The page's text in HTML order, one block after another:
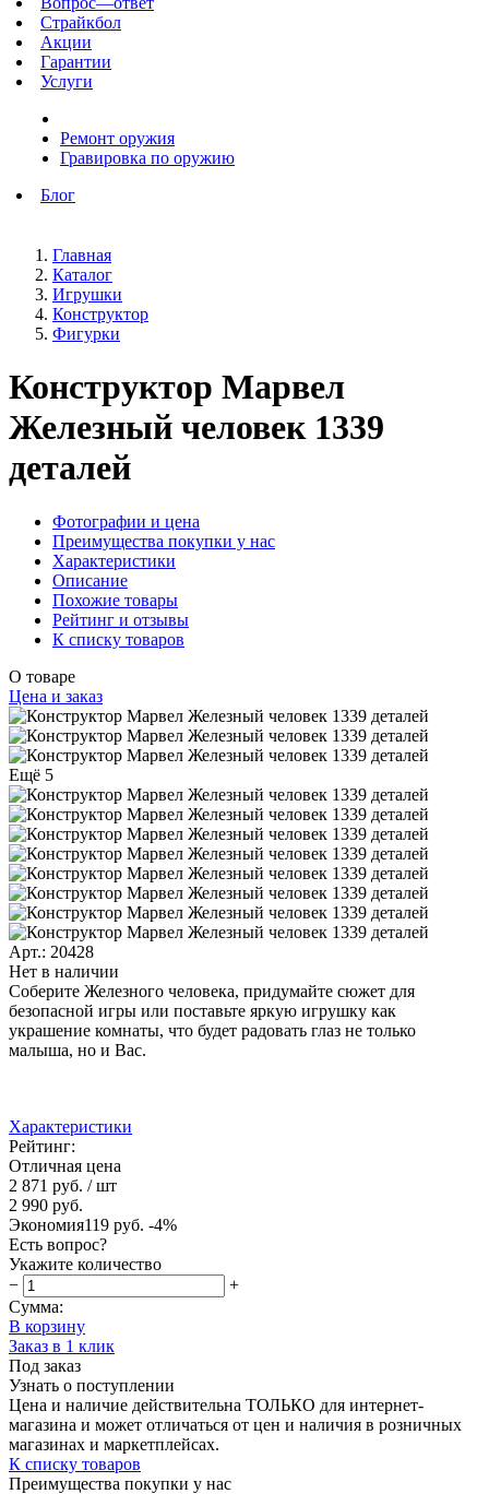
Страйкбол
Акции
Гарантии
Услуги
Ремонт оружия
Гравировка по оружию
Блог
Главная
Каталог
Игрушки
Конструктор
Фигурки
Конструктор Марвел
Железный человек 1339
деталей
Фотографии и цена
Преимущества покупки у нас
Характеристики
Описание
Похожие товары
Рейтинг и отзывы
К списку товаров
О товаре
Цена и заказ
Ещё 5
Арт.: 20428
Нет в наличии
Соберите Железного человека, придумайте сюжет для
безопасной игры или поставьте яркую игрушку как
украшение комнаты, что будет радовать глаз не только
малыша, но и Вас.
Характеристики
Рейтинг:
Отличная цена
2 871 руб. / шт
2 990 руб.
Экономия119 руб. -4%
Есть вопрос?
Укажите количество
−
+
Сумма:
В корзину
Заказ в 1 клик
Под заказ
Узнать о поступлении
Цена и наличие действительна ТОЛЬКО для интернет-
магазина и может отличаться от цен и наличия в розничных
магазинах и маркетплейсах.
К списку товаров
Преимущества покупки у нас